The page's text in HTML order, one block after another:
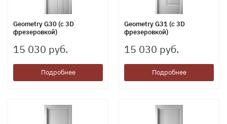
Geometry G30 (с 3D
фрезеровкой)
15 030 руб.
Подробнее
Geometry G31 (с 3D
фрезеровкой)
15 030 руб.
Подробнее